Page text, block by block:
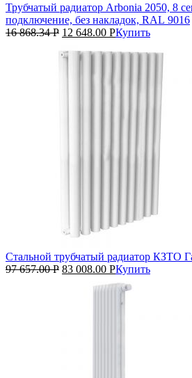
Трубчатый радиатор Arbonia 2050, 8
подключение, без накладок, RAL 9016
16 868.34Р 12 648.00 РКупить
Стальной трубчатый радиатор КЗТО
97 657.00Р 83 008.00 РКупить